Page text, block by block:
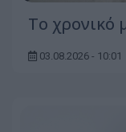
Το χρονικό
03.08.2026 - 10:01